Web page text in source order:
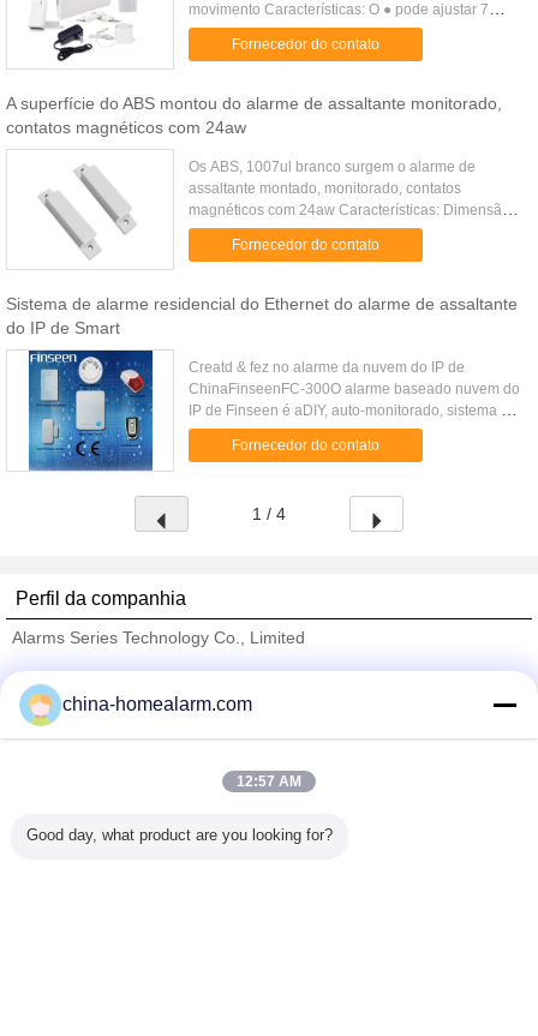
movimento Características: O ● pode ajustar 7
zonas padrão, 1 zona da emergência e 1 zona
home ● nenhuma necessidade de codificar ...
Fornecedor do contato
A superfície do ABS montou do alarme de assaltante monitorado,
contatos magnéticos com 24aw
Os ABS, 1007ul branco surgem o alarme de
assaltante montado, monitorado, contatos
magnéticos com 24aw Características: Dimensão
64*13*13mm ABS do alojamento, branco Gap 15-
25mm 20-25available Saída N.C. N.O. & ...
Fornecedor do contato
Sistema de alarme residencial do Ethernet do alarme de assaltante
do IP de Smart
Creatd & fez no alarme da nuvem do IP de
ChinaFinseenFC-300O alarme baseado nuvem do
IP de Finseen é aDIY, auto-monitorado, sistema de
alarme home controlado auto, comnenhuns taxas
mensais & nenhum contractsreq...
Fornecedor do contato
1 / 4
Perfil da companhia
Alarms Series Technology Co., Limited
Trust Seal
Verified Suplier
Todos os Produtos
china-homealarm.com
12:57 AM
Good day, what product are you looking for?